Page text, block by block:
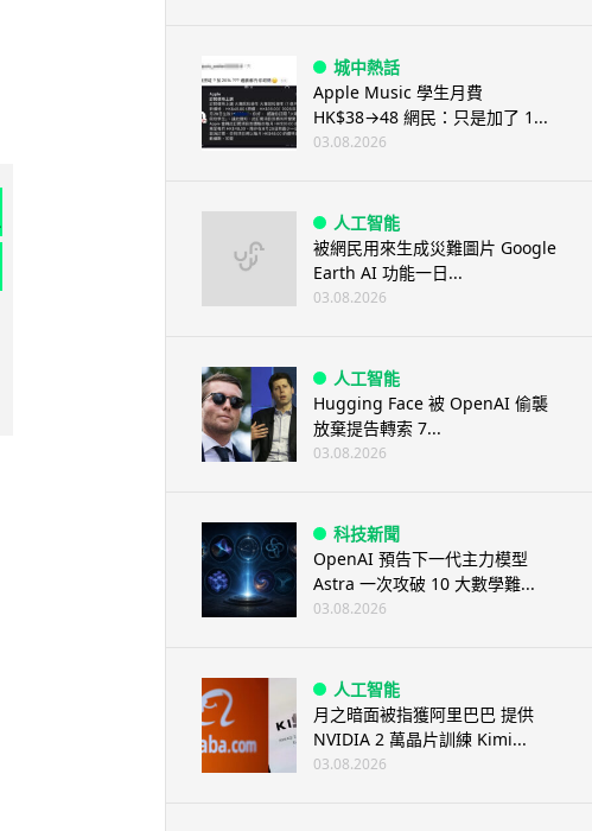
城中熱話
Apple Music 學生月費
HK$38→48 網民：只是加了 1...
03.08.2026
人工智能
被網民用來生成災難圖片 Google
Earth AI 功能一日...
03.08.2026
人工智能
Hugging Face 被 OpenAI 偷襲
放棄提告轉索 7...
03.08.2026
科技新聞
OpenAI 預告下一代主力模型
Astra 一次攻破 10 大數學難...
03.08.2026
人工智能
月之暗面被指獲阿里巴巴 提供
NVIDIA 2 萬晶片訓練 Kimi...
03.08.2026